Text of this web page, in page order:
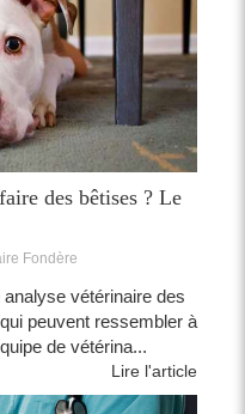
des bêtises ? Le
Fondère
vétérinaire des
peuvent ressembler à
de vétérina...
Lire l'article